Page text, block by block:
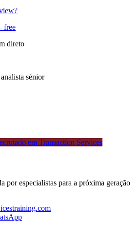
free
direto
sénior
em Transaction Services
por especialistas para a próxima geração